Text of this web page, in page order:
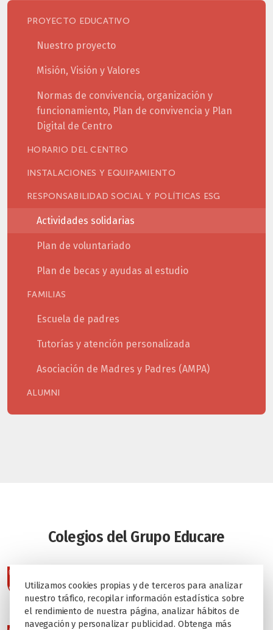
PROYECTO EDUCATIVO
Nuestro proyecto
Misión, Visión y Valores
Normas de convivencia, organización y
funcionamiento, Plan de convivencia y Plan
Digital de Centro
HORARIO DEL CENTRO
INSTALACIONES Y EQUIPAMIENTO
RESPONSABILIDAD SOCIAL Y POLÍTICAS ESG
Actividades solidarias
Plan de voluntariado
Plan de becas y ayudas al estudio
FAMILIAS
Escuela de padres
Tutorías y atención personalizada
Asociación de Madres y Padres (AMPA)
ALUMNI
Colegios del Grupo Educare
Utilizamos cookies propias y de terceros para analizar
nuestro tráfico, recopilar información estadística sobre
el rendimiento de nuestra página, analizar hábitos de
navegación y personalizar publicidad. Obtenga más